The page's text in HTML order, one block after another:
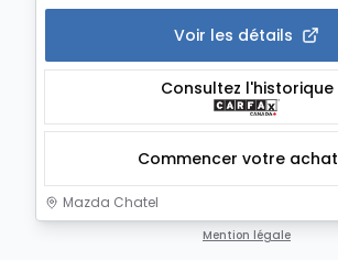
Voir les détails
Consultez l'historique
Commencer votre achat
Mazda Chatel
Mention légale